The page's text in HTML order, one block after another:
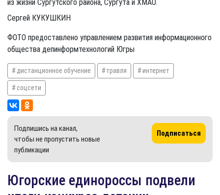
из жизни Сургутского района, Сургута и ХМАО.
Сергей КУКУШКИН
ФОТО предоставлено управлением развития информационного
общества депинформтехнологий Югры
дистанционное обучение травля интернет
соцсети
Подпишись на канал,
чтобы не пропустить новые
публикации
Подписаться
Югорские единороссы подвели